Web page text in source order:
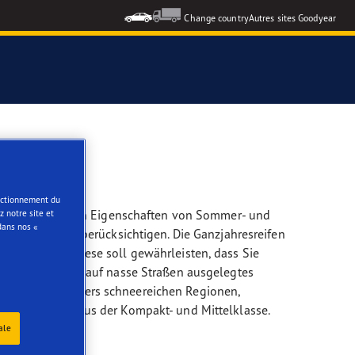
Change countryAutres sites Goodyear
3
die positiven Eigenschaften von Sommer- und
durchaus berücksichtigen. Die Ganzjahresreifen
Diese soll gewährleisten, dass Sie
ein mehr auf nasse Straßen ausgelegtes
in besonders schneereichen Regionen,
Fahrzeuge aus der Kompakt- und Mittelklasse.
du
notre site et
nos «